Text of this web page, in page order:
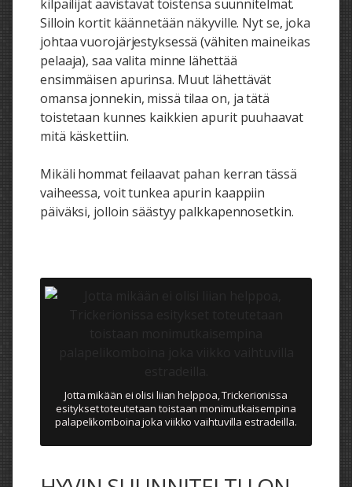
kilpailijat aavistavat toistensa suunnitelmat.
Silloin kortit käännetään näkyville. Nyt se, joka
johtaa vuorojärjestyksessä (vähiten maineikas
pelaaja), saa valita minne lähettää
ensimmäisen apurinsa. Muut lähettävät
omansa jonnekin, missä tilaa on, ja tätä
toistetaan kunnes kaikkien apurit puuhaavat
mitä käskettiin.
Mikäli hommat feilaavat pahan kerran tässä
vaiheessa, voit tunkea apurin kaappiin
päiväksi, jolloin säästyy palkkapennosetkin.
Jotta mikään ei olisi liian helppoa, Trickerionissa
esitykset toteutetaan toistaan monimutkaisempina
palapelikomboina joka viikko vaihtuvilla estradeilla.